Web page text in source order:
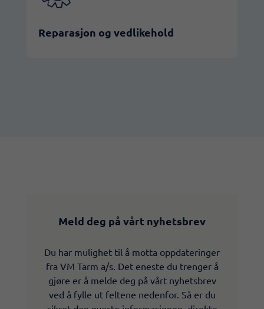
Reparasjon og vedlikehold
Meld deg på vårt nyhetsbrev
Du har mulighet til å motta oppdateringer
fra VM Tarm a/s. Det eneste du trenger å
gjøre er å melde deg på vårt nyhetsbrev
ved å fylle ut feltene nedenfor. Så er du